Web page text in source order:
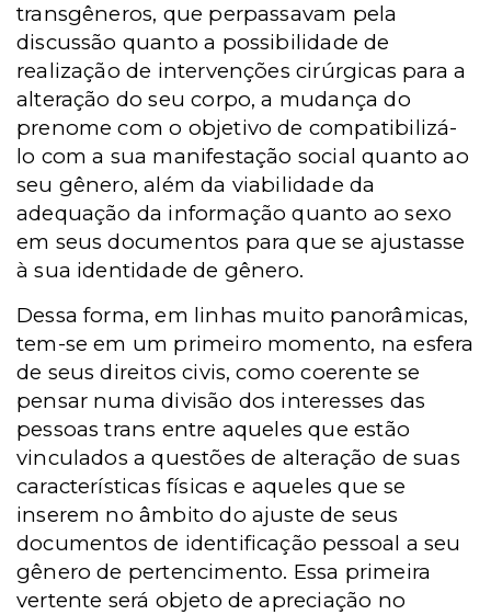
transgêneros, que perpassavam pela
discussão quanto a possibilidade de
realização de intervenções cirúrgicas para a
alteração do seu corpo, a mudança do
prenome com o objetivo de compatibilizá-
lo com a sua manifestação social quanto ao
seu gênero, além da viabilidade da
adequação da informação quanto ao sexo
em seus documentos para que se ajustasse
à sua identidade de gênero.
Dessa forma, em linhas muito panorâmicas,
tem-se em um primeiro momento, na esfera
de seus direitos civis, como coerente se
pensar numa divisão dos interesses das
pessoas trans entre aqueles que estão
vinculados a questões de alteração de suas
características físicas e aqueles que se
inserem no âmbito do ajuste de seus
documentos de identificação pessoal a seu
gênero de pertencimento. Essa primeira
vertente será objeto de apreciação no